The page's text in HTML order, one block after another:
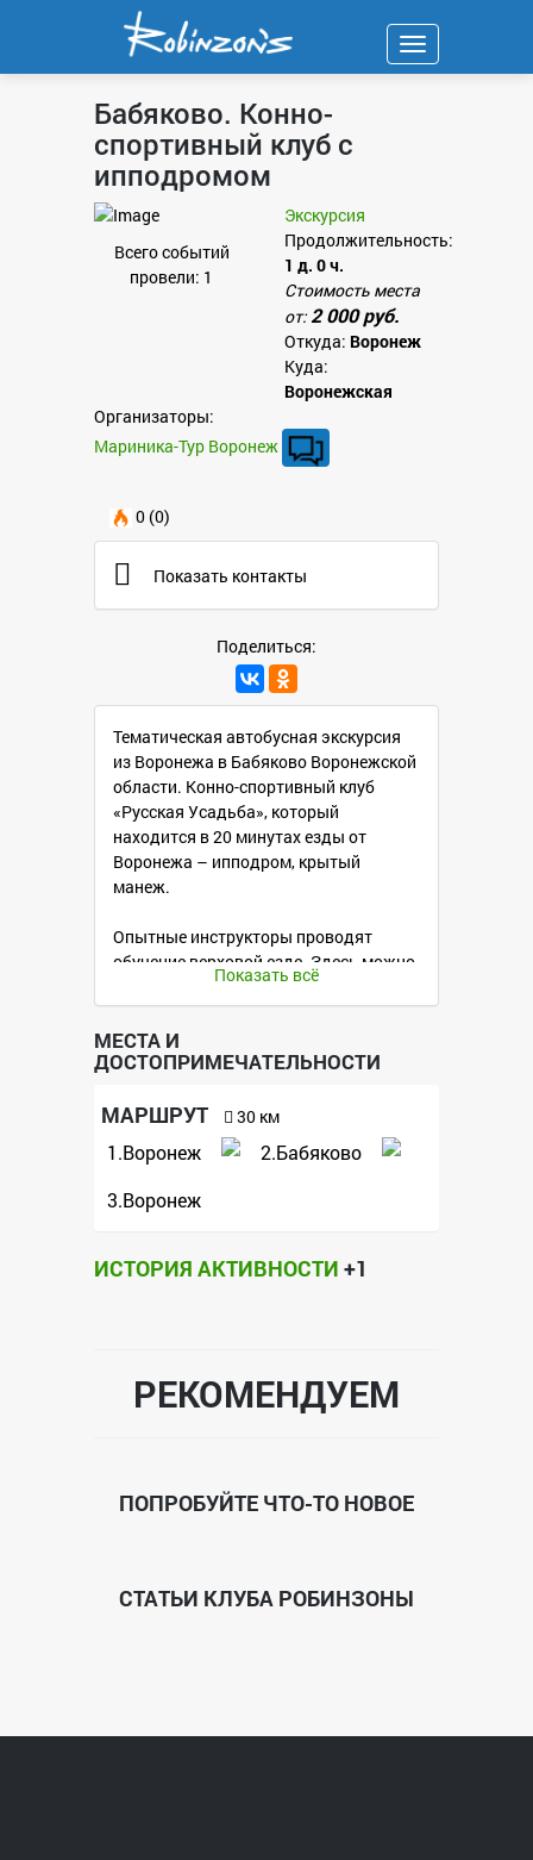
Навигация
Бабяково. Конно-
спортивный клуб с
ипподромом
Всего событий
провели: 1
Экскурсия
Продолжительность:
1 д. 0 ч.
Стоимость места
от: 2 000 руб.
Откуда: Воронеж
Куда:
Воронежская
Организаторы:
Мариника-Тур Воронеж
0 (0)
Показать контакты
Поделиться:
Тематическая автобусная экскурсия
из Воронежа в Бабяково Воронежской
области. Конно-спортивный клуб
«Русская Усадьба», который
находится в 20 минутах езды от
Воронежа – ипподром, крытый
манеж.
Опытные инструкторы проводят
обучение верховой езде. Здесь можно
отдохнуть, совершить пешие или
конные прогулки, уединиться хоть на
целый день, гуляя по чистому лугу и
любуясь живописной природой.
Показать всё
МЕСТА И
ДОСТОПРИМЕЧАТЕЛЬНОСТИ
МАРШРУТ 30 км
1.Воронеж
2.Бабяково
3.Воронеж
ИСТОРИЯ АКТИВНОСТИ +1
РЕКОМЕНДУЕМ
ПОПРОБУЙТЕ ЧТО-ТО НОВОЕ
СТАТЬИ КЛУБА РОБИНЗОНЫ